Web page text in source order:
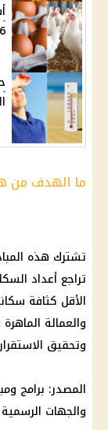
2026
ما الهدف من
تشترك هذه
تراجع أعداد
الأقل كثافة
والعمالة
وتحقيق
المصدر: برامج
والجهات